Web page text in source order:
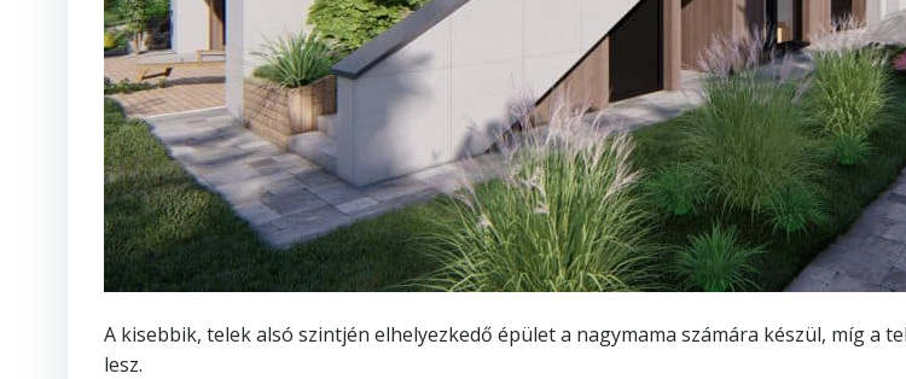
A kisebbik, telek alsó szintjén elhelyezkedő épület a nagymama számára készül, míg
lesz.